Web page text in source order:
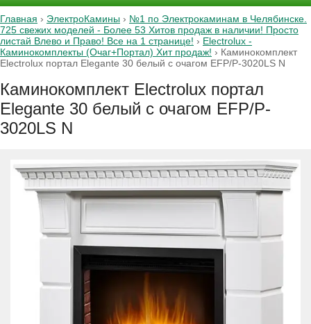
Главная › ЭлектроКамины › №1 по Электрокаминам в Челябинске.
725 свежих моделей - Более 53 Хитов продаж в наличии! Просто
листай Влево и Право! Все на 1 странице! › Electrolux -
Каминокомплекты (Очаг+Портал) Хит продаж! › Каминокомплект
Electrolux портал Elegante 30 белый с очагом EFP/P-3020LS N
Каминокомплект Electrolux портал
Elegante 30 белый с очагом EFP/P-
3020LS N